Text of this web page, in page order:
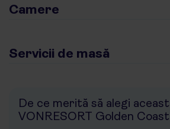
Camere
Servicii de masă
De ce merită să alegi
VONRESORT Golden Coast